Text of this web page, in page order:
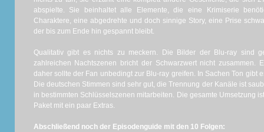
abspielte. Sie beinhaltet alle Elemente, die eine Krimiserie
Charaktere, eine abgedrehte und doch sinnige Story, eine Prise
der bis zum Ende hin gespannt bleibt.
Qualitativ gibt es nichts zu meckern. Die Bilder der Blu-ray sind
zahlreichen Nachtszenen bricht der Schwarzwert nicht zusammen.
daher sollte der Fan unbedingt zur Blu-ray greifen. In Sachen Ton gibt
Die deutschen Stimmen sind sehr gut, die Trennung der Kanäle ist
in bestimmten Schlüsselszenen mitarbeiten. Die gesamte Umsetzung
Paket mit ein paar Extras.
Abschließend noch der Episodenguide mit den 10 Folgen: